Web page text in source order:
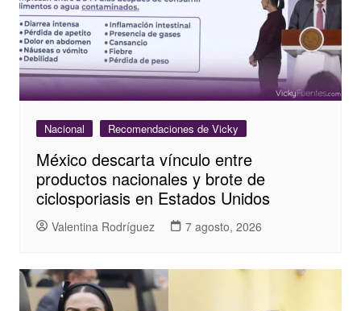
Nacional Recomendaciones de Vicky
México descarta vínculo entre
productos nacionales y brote de
ciclosporiasis en Estados Unidos
Valentina Rodríguez 7 agosto, 2026